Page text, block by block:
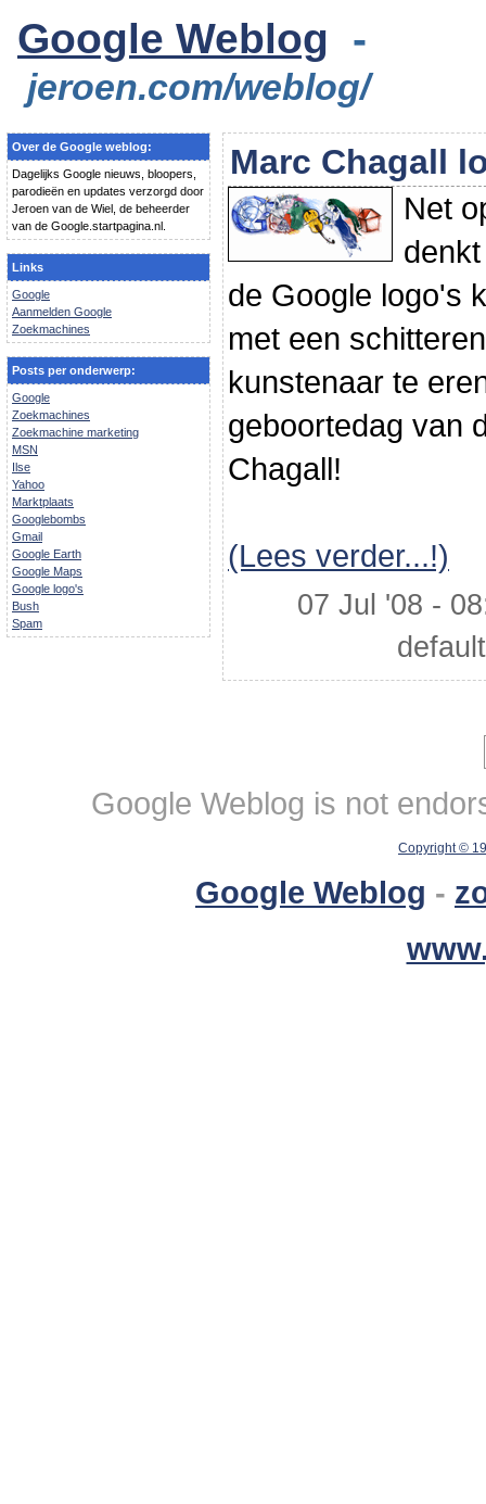
Google Weblog -
jeroen.com/weblog/
Over de Google weblog:
Dagelijks Google nieuws, bloopers,
parodieën en updates verzorgd door
Jeroen van de Wiel, de beheerder
van de Google.startpagina.nl.
Links
Google
Aanmelden Google
Zoekmachines
Posts per onderwerp:
Google
Zoekmachines
Zoekmachine marketing
MSN
Ilse
Yahoo
Marktplaats
Googlebombs
Gmail
Google Earth
Google Maps
Google logo's
Bush
Spam
Marc Chagall
Net
de Google logo's
met een
kunstenaar te
geboortedag van
Chagall!
(Lees verder...!)
07 Jul '08 -
Google Weblog is not
Copyright ©
Google Weblog -